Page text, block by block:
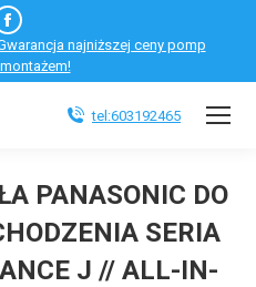
Facebook
otworzy
się
najniższej ceny pomp
tel:603192465
PANASONIC DO
SERIA
J // ALL-IN-